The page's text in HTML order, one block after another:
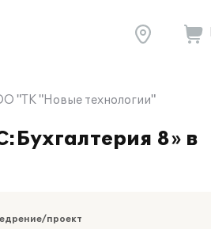
"ТК "Новые технологии"
8» в
проект